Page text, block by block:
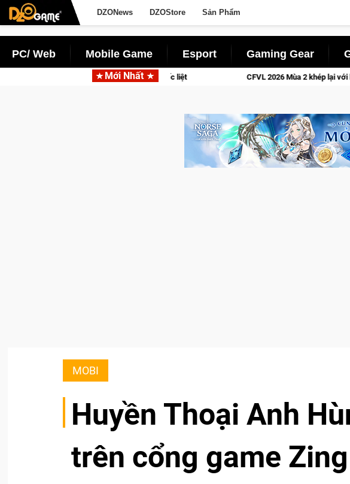
DZONews DZOStore Sản Phẩm
PC/ Web Mobile Game Esport Gaming Gear
Mới Nhất
các chiến dịch lịch sử khốc liệt CFVL 2026 Mùa 2 khép lại với hành trình đầy
MOBI
Huyền Thoại Anh
trên cổng game Zing